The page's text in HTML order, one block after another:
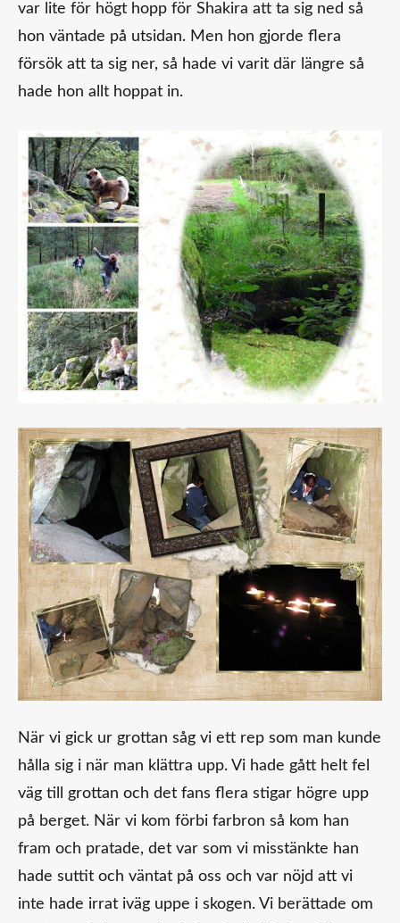
var lite för högt hopp för Shakira att ta sig ned så
hon väntade på utsidan. Men hon gjorde flera
försök att ta sig ner, så hade vi varit där längre så
hade hon allt hoppat in.
När vi gick ur grottan såg vi ett rep som man kunde
hålla sig i när man klättra upp. Vi hade gått helt fel
väg till grottan och det fans flera stigar högre upp
på berget. När vi kom förbi farbron så kom han
fram och pratade, det var som vi misstänkte han
hade suttit och väntat på oss och var nöjd att vi
inte hade irrat iväg uppe i skogen. Vi berättade om